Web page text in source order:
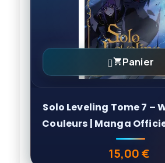
Panier
Solo Leveling Tome 7 –
Couleurs | Manga
Prix
15,00 €